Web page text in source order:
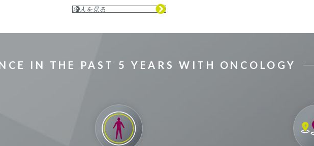
求人を見る
IN THE PAST 5 YEARS WITH ONCOLOGY